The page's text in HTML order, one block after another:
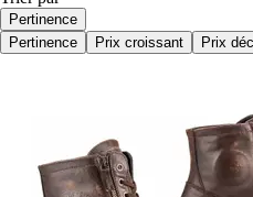
Pertinence
Pertinence
Prix croissant Prix